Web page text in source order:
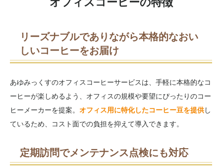
リーズナブルでありながら本格的なおい
しいコーヒーをお届け
あゆみっくすのオフィスコーヒーサービスは、手軽に本格的なコ
ーヒーが楽しめるよう、オフィスの規模や要望にぴったりのコー
ヒーメーカーを提案。 オフィス用に特化したコーヒー豆を提供し
ているため、コスト面での負担を抑えて導入できます。
定期訪問でメンテナンス点検にも対応